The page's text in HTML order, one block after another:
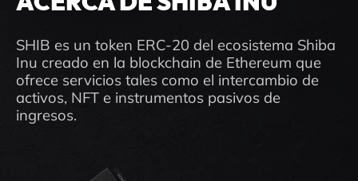
SHIB es un token ERC-20 del ecosistema Shiba
Inu creado en la blockchain de Ethereum que
ofrece servicios tales como el intercambio de
activos, NFT e instrumentos pasivos de
ingresos.